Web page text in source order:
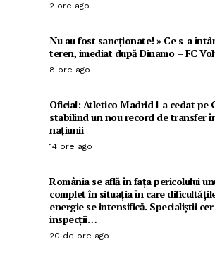
2 ore ago
Nu au fost sancționate! » Ce s-a
teren, imediat după Dinamo – FC
8 ore ago
Oficial: Atletico Madrid l-a cedat pe
stabilind un nou record de transfer
națiunii
14 ore ago
România se află în fața pericolului
complet în situația în care
energie se intensifică. Specialiștii
inspecții…
20 de ore ago